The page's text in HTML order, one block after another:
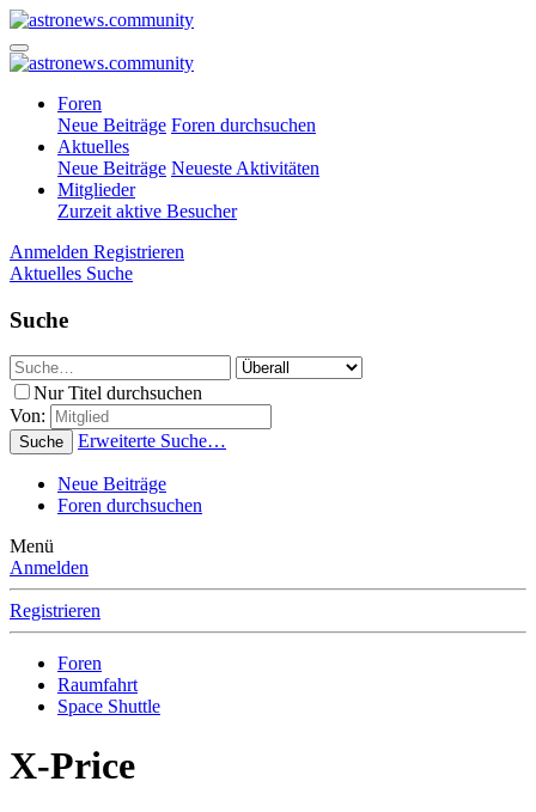
Foren
Neue Beiträge Foren durchsuchen
Aktuelles
Neue Beiträge Neueste Aktivitäten
Mitglieder
Zurzeit aktive Besucher
Anmelden Registrieren
Aktuelles Suche
Suche
Nur Titel durchsuchen
Von:
Suche Erweiterte Suche…
Neue Beiträge
Foren durchsuchen
Menü
Anmelden
Registrieren
Foren
Raumfahrt
Space Shuttle
X-Price